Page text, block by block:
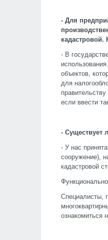
- Для
кадастровой.
- В
объектов,
для
если ввести
- Существует
- У нас
сооружение),
кадастровой
Специалисты,
ознакомиться